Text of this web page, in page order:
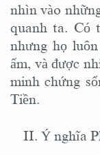
nhìn vào
quanh ta. Có
nhưng họ
ấm, và được
minh chứng
Tiền.
II. Ý nghĩa